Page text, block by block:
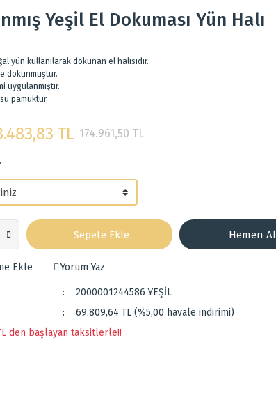
Yeşil El Dokuması Yün Halı
yün kullanılarak dokunan el halısıdır.
dokunmuştur.
uygulanmıştır.
pamuktur.
TL 174.961,50 TL
Sepete Ekle Hemen Al
Yorum Yaz
2000001244586 YEŞİL
69.809,64 TL (%5,00 havale indirimi)
den başlayan taksitlerle!!